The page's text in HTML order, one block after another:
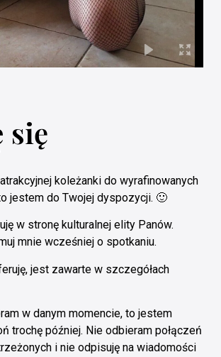
się
koleżanki do wyrafinowanych
jestem do Twojej dyspozycji. 🙂
w stronę kulturalnej elity Panów.
mnie wcześniej o spotkaniu.
jest zawarte w szczegółach
w danym momencie, to jestem
trochę później. Nie odbieram połączeń
i nie odpisuję na wiadomości